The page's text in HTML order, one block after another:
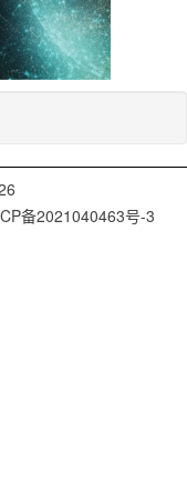
备2021040463号-3